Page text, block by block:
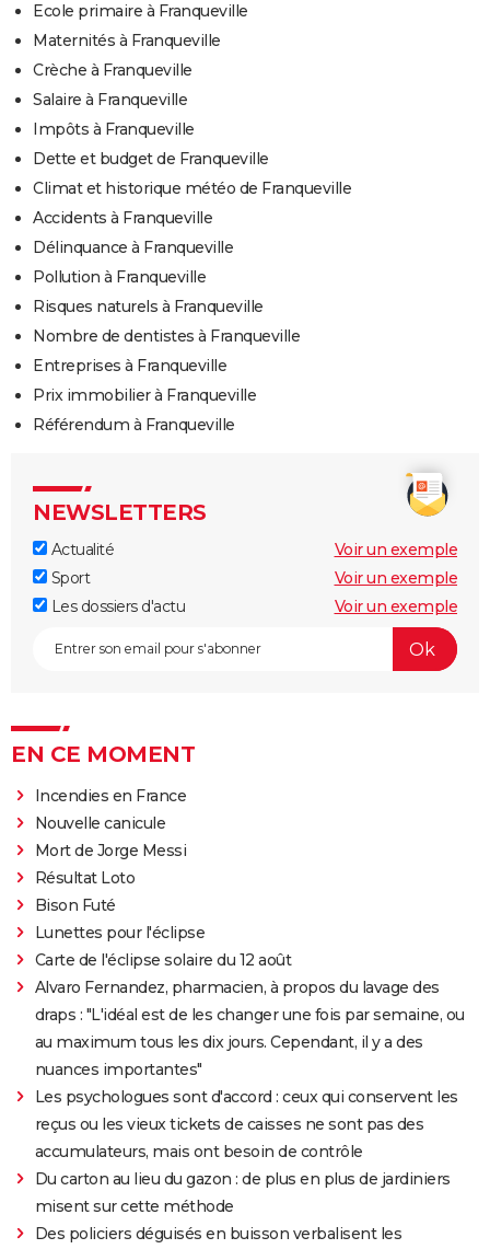
Ecole primaire à Franqueville
Maternités à Franqueville
Crèche à Franqueville
Salaire à Franqueville
Impôts à Franqueville
Dette et budget de Franqueville
Climat et historique météo de Franqueville
Accidents à Franqueville
Délinquance à Franqueville
Pollution à Franqueville
Risques naturels à Franqueville
Nombre de dentistes à Franqueville
Entreprises à Franqueville
Prix immobilier à Franqueville
Référendum à Franqueville
NEWSLETTERS
Actualité
Voir un exemple
Sport
Voir un exemple
Les dossiers d'actu
Voir un exemple
EN CE MOMENT
Incendies en France
Nouvelle canicule
Mort de Jorge Messi
Résultat Loto
Bison Futé
Lunettes pour l'éclipse
Carte de l'éclipse solaire du 12 août
Alvaro Fernandez, pharmacien, à propos du lavage des
draps : "L'idéal est de les changer une fois par semaine, ou
au maximum tous les dix jours. Cependant, il y a des
nuances importantes"
Les psychologues sont d'accord : ceux qui conservent les
reçus ou les vieux tickets de caisses ne sont pas des
accumulateurs, mais ont besoin de contrôle
Du carton au lieu du gazon : de plus en plus de jardiniers
misent sur cette méthode
Des policiers déguisés en buisson verbalisent les